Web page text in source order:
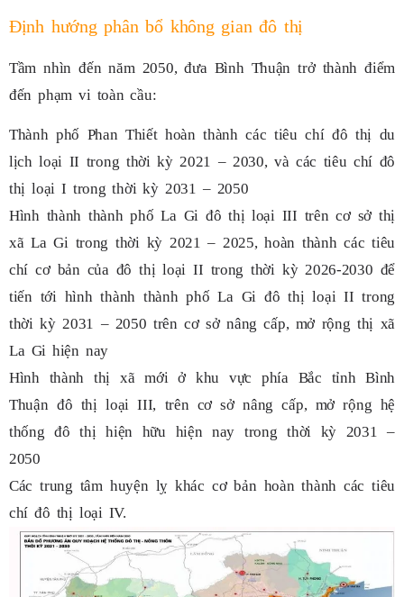
Định hướng phân bổ không gian đô thị
Tầm nhìn đến năm 2050, đưa Bình Thuận trở thành điểm
đến phạm vi toàn cầu:
Thành phố Phan Thiết hoàn thành các tiêu chí đô thị du
lịch loại II trong thời kỳ 2021 – 2030, và các tiêu chí đô
thị loại I trong thời kỳ 2031 – 2050
Hình thành thành phố La Gi đô thị loại III trên cơ sở thị
xã La Gi trong thời kỳ 2021 – 2025, hoàn thành các tiêu
chí cơ bản của đô thị loại II trong thời kỳ 2026-2030 để
tiến tới hình thành thành phố La Gi đô thị loại II trong
thời kỳ 2031 – 2050 trên cơ sở nâng cấp, mở rộng thị xã
La Gi hiện nay
Hình thành thị xã mới ở khu vực phía Bắc tỉnh Bình
Thuận đô thị loại III, trên cơ sở nâng cấp, mở rộng hệ
thống đô thị hiện hữu hiện nay trong thời kỳ 2031 –
2050
Các trung tâm huyện lỵ khác cơ bản hoàn thành các tiêu
chí đô thị loại IV.